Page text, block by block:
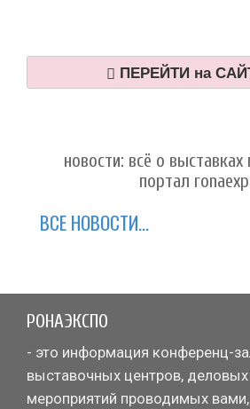
ПЕРЕЙТИ на
новости: всё о выставках
портал
ВСЕ НОВОСТИ...
РОНАЭКСПО
- это информация конференц-
выставочных центров, деловых
мероприятий проводимых